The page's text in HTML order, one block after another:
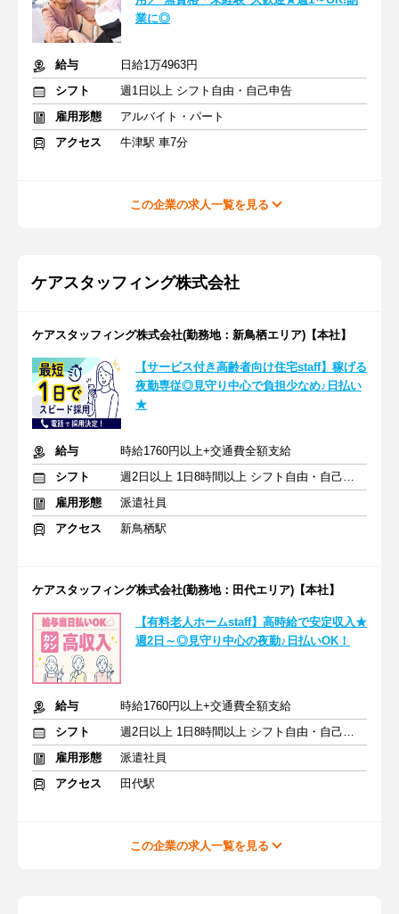
業に◎
給与
日給1万4963円
シフト
週1日以上 シフト自由・自己申告
雇用形態
アルバイト・パート
アクセス
牛津駅 車7分
この企業の求人一覧を見る
ケアスタッフィング株式会社
ケアスタッフィング株式会社(勤務地：新鳥栖エリア)【本社】
【サービス付き高齢者向け住宅staff】稼げる
夜勤専従◎見守り中心で負担少なめ♪日払い
★
給与
時給1760円以上+交通費全額支給
シフト
週2日以上 1日8時間以上 シフト自由・自己申告
雇用形態
派遣社員
アクセス
新鳥栖駅
ケアスタッフィング株式会社(勤務地：田代エリア)【本社】
【有料老人ホームstaff】高時給で安定収入★
週2日～◎見守り中心の夜勤♪日払いOK！
給与
時給1760円以上+交通費全額支給
シフト
週2日以上 1日8時間以上 シフト自由・自己申告
雇用形態
派遣社員
アクセス
田代駅
この企業の求人一覧を見る